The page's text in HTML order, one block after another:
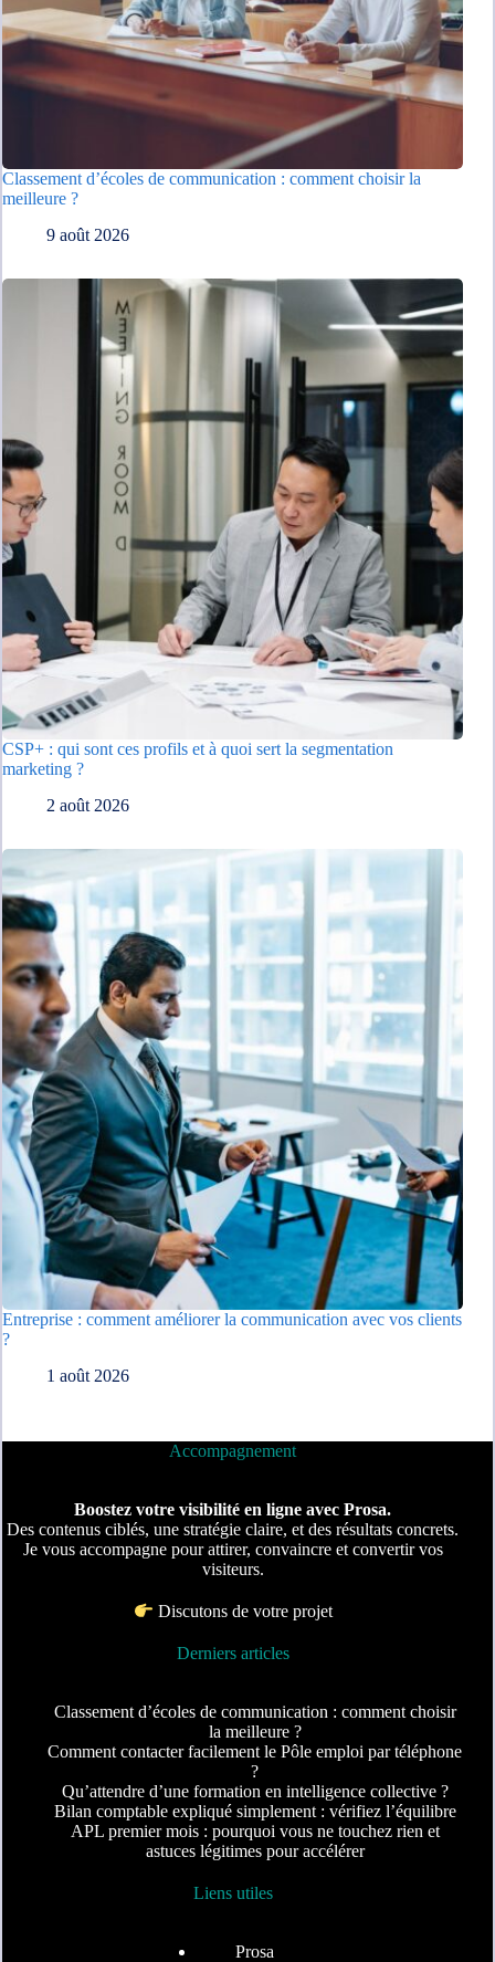
Classement d’écoles de communication : comment choisir la
meilleure ?
9 août 2026
CSP+ : qui sont ces profils et à quoi sert la segmentation
marketing ?
2 août 2026
Entreprise : comment améliorer la communication avec vos clients
?
1 août 2026
Accompagnement
Boostez votre visibilité en ligne avec Prosa.
Des contenus ciblés, une stratégie claire, et des résultats concrets.
Je vous accompagne pour attirer, convaincre et convertir vos
visiteurs.
Discutons de votre projet
Derniers articles
Classement d’écoles de communication : comment choisir
la meilleure ?
Comment contacter facilement le Pôle emploi par téléphone
?
Qu’attendre d’une formation en intelligence collective ?
Bilan comptable expliqué simplement : vérifiez l’équilibre
APL premier mois : pourquoi vous ne touchez rien et
astuces légitimes pour accélérer
Liens utiles
Prosa